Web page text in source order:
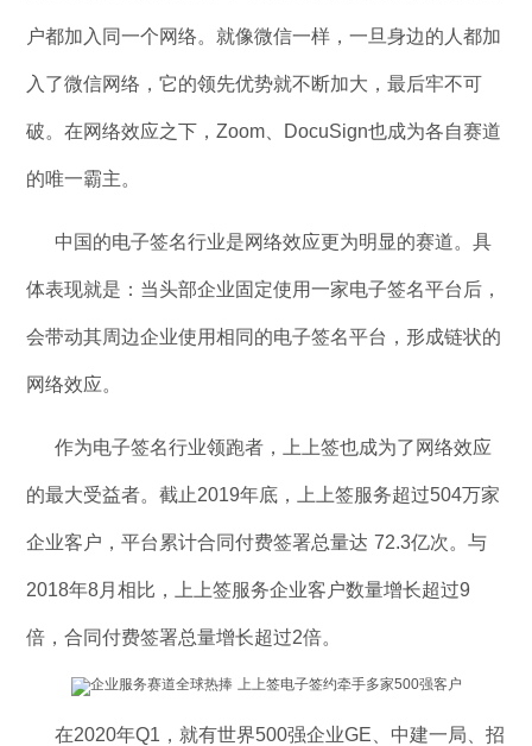
户都加入同一个网络。就像微信一样，一旦身边的人都加
入了微信网络，它的领先优势就不断加大，最后牢不可
破。在网络效应之下，Zoom、DocuSign也成为各自赛道
的唯一霸主。
中国的电子签名行业是网络效应更为明显的赛道。具
体表现就是：当头部企业固定使用一家电子签名平台后，
会带动其周边企业使用相同的电子签名平台，形成链状的
网络效应。
作为电子签名行业领跑者，上上签也成为了网络效应
的最大受益者。截止2019年底，上上签服务超过504万家
企业客户，平台累计合同付费签署总量达 72.3亿次。与
2018年8月相比，上上签服务企业客户数量增长超过9
倍，合同付费签署总量增长超过2倍。
在2020年Q1，就有世界500强企业GE、中建一局、招